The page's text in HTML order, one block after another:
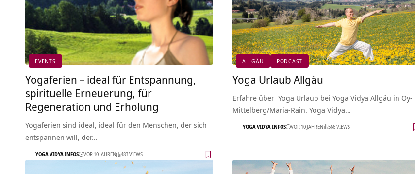
EVENTS
Yogaferien – ideal für Entspannung,
spirituelle Erneuerung, für
Regeneration und Erholung
Yogaferien sind ideal, ideal für den Menschen, der sich
entspannen will, der…
YOGA VIDYA INFOS VOR 10 JAHREN 483 VIEWS
ALLGÄU PODCAST
Yoga Urlaub Allgäu
Erfahre über Yoga Urlaub bei Yoga Vidya Allgäu in Oy-
Mittelberg/Maria-Rain. Yoga Vidya…
YOGA VIDYA INFOS VOR 10 JAHREN 566 VIEWS